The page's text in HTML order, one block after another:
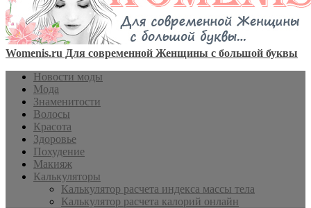
Womenis.ru Для современной Женщины с большой буквы
Новости моды
Мода
Знаменитости
Волосы
Красота
Здоровье
Похудение
Макияж
Калькуляторы
Калькулятор расчета индекса массы тела
Калькулятор расчета калорий онлайн